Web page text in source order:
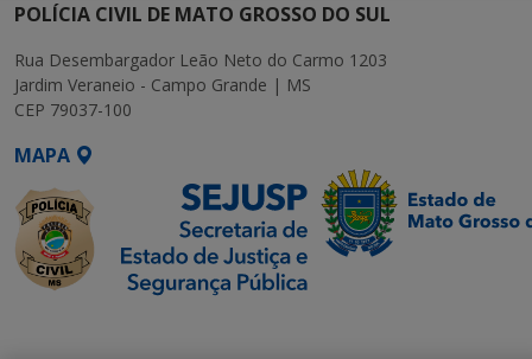
POLÍCIA CIVIL DE MATO GROSSO DO SUL
Rua Desembargador Leão Neto do Carmo 1203
Jardim Veraneio - Campo Grande | MS
CEP 79037-100
MAPA